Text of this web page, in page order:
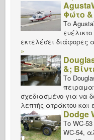
Φώτο &
Το
εκτελέσει διάφορες
»
&;
Το
σχεδιασμένο για να
λεπτής ατράκτου και
Dodge
Το WC-
WC-54,